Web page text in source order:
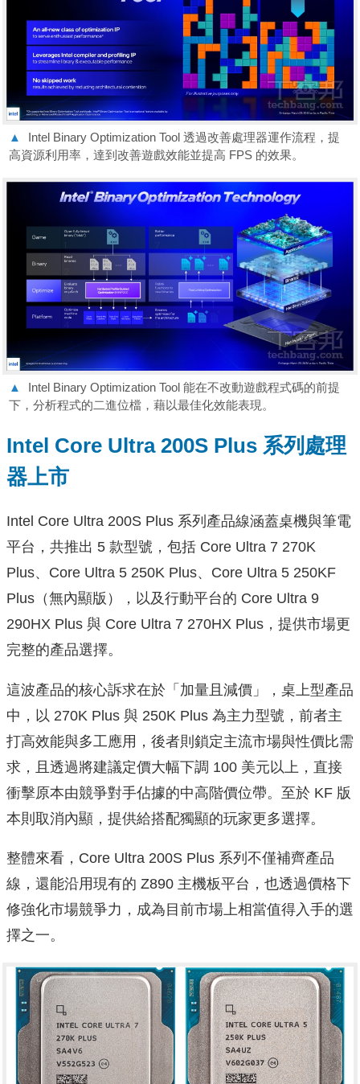
▲
Intel Binary Optimization Tool 透過改善處理器運作流程，提
高資源利用率，達到改善遊戲效能並提高 FPS 的效果。
▲
Intel Binary Optimization Tool 能在不改動遊戲程式碼的前提
下，分析程式的二進位檔，藉以最佳化效能表現。
Intel Core Ultra 200S Plus 系列處理
器上市
Intel Core Ultra 200S Plus 系列產品線涵蓋桌機與筆電
平台，共推出 5 款型號，包括 Core Ultra 7 270K
Plus、Core Ultra 5 250K Plus、Core Ultra 5 250KF
Plus（無內顯版），以及行動平台的 Core Ultra 9
290HX Plus 與 Core Ultra 7 270HX Plus，提供市場更
完整的產品選擇。
這波產品的核心訴求在於「加量且減價」，桌上型產品
中，以 270K Plus 與 250K Plus 為主力型號，前者主
打高效能與多工應用，後者則鎖定主流市場與性價比需
求，且透過將建議定價大幅下調 100 美元以上，直接
衝擊原本由競爭對手佔據的中高階價位帶。至於 KF 版
本則取消內顯，提供給搭配獨顯的玩家更多選擇。
整體來看，Core Ultra 200S Plus 系列不僅補齊產品
線，還能沿用現有的 Z890 主機板平台，也透過價格下
修強化市場競爭力，成為目前市場上相當值得入手的選
擇之一。